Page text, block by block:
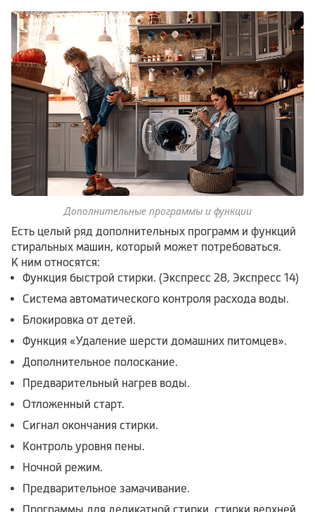
Дополнительные программы и функции
Есть целый ряд дополнительных программ и функций
стиральных машин, который может потребоваться.
К ним относятся:
Функция быстрой стирки. (Экспресс 28, Экспресс 14)
Система автоматического контроля расхода воды.
Блокировка от детей.
Функция «Удаление шерсти домашних питомцев».
Дополнительное полоскание.
Предварительный нагрев воды.
Отложенный старт.
Сигнал окончания стирки.
Контроль уровня пены.
Ночной режим.
Предварительное замачивание.
Программы для деликатной стирки, стирки верхней